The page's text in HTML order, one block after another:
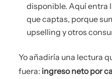
disponible. Aquí entra
que captas, porque
upselling y otros
Yo añadiría una lectura
fuera: ingreso neto por